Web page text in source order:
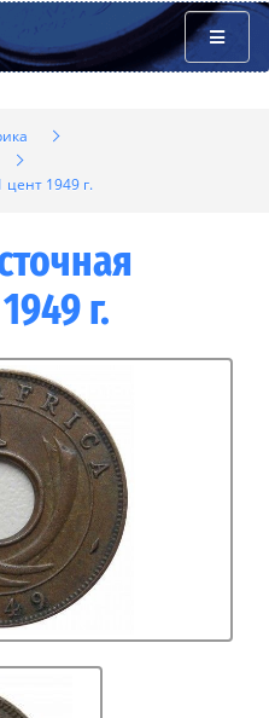
цент 1949 г.
г.